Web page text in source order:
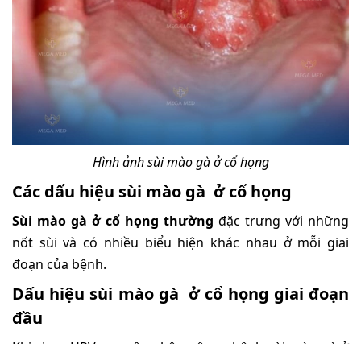
Hình ảnh sùi mào gà ở cổ họng
Các dấu hiệu sùi mào gà ở cổ họng
Sùi mào gà ở cổ họng thường đặc trưng với những
nốt sùi và có nhiều biểu hiện khác nhau ở mỗi giai
đoạn của bệnh.
Dấu hiệu sùi mào gà ở cổ họng giai đoạn
đầu